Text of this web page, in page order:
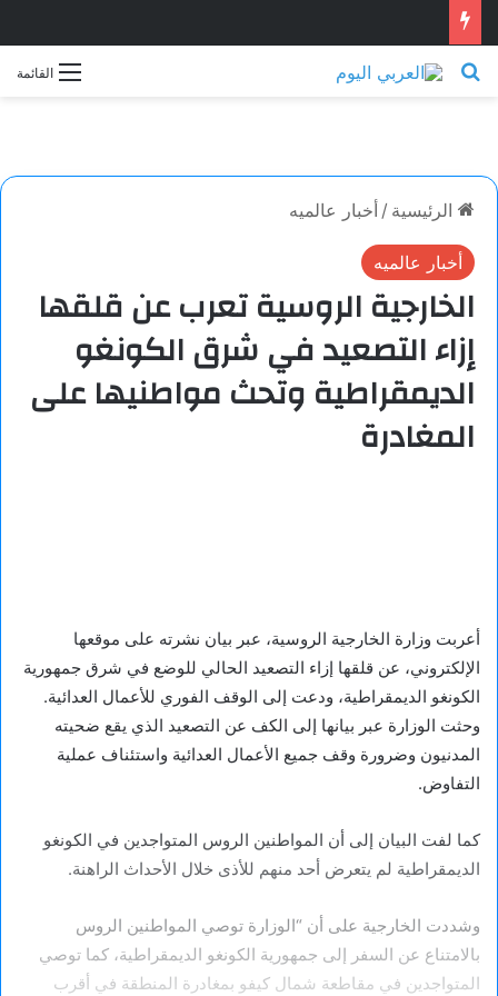
القائمة بحث عن
الرئيسية / أخبار عالميه
أخبار عالميه
الخارجية الروسية تعرب عن قلقها
إزاء التصعيد في شرق الكونغو
الديمقراطية وتحث مواطنيها على
المغادرة
أعربت وزارة الخارجية الروسية، عبر بيان نشرته على موقعها
الإلكتروني، عن قلقها إزاء التصعيد الحالي للوضع في شرق جمهورية
الكونغو الديمقراطية، ودعت إلى الوقف الفوري للأعمال العدائية.
وحثت الوزارة عبر بيانها إلى الكف عن التصعيد الذي يقع ضحيته
المدنيون وضرورة وقف جميع الأعمال العدائية واستئناف عملية
التفاوض.
كما لفت البيان إلى أن المواطنين الروس المتواجدين في الكونغو
الديمقراطية لم يتعرض أحد منهم للأذى خلال الأحداث الراهنة.
وشددت الخارجية على أن “الوزارة توصي المواطنين الروس
بالامتناع عن السفر إلى جمهورية الكونغو الديمقراطية، كما توصي
المتواجدين في مقاطعة شمال كيفو بمغادرة المنطقة في أقرب